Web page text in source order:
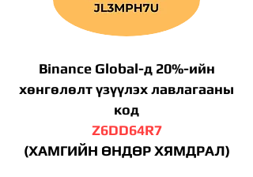
Binance Global-д 20%-ийн
хөнгөлөлт үзүүлэх лавлагааны
код
Z6DD64R7
(ХАМГИЙН ӨНДӨР ХЯМДРАЛ)